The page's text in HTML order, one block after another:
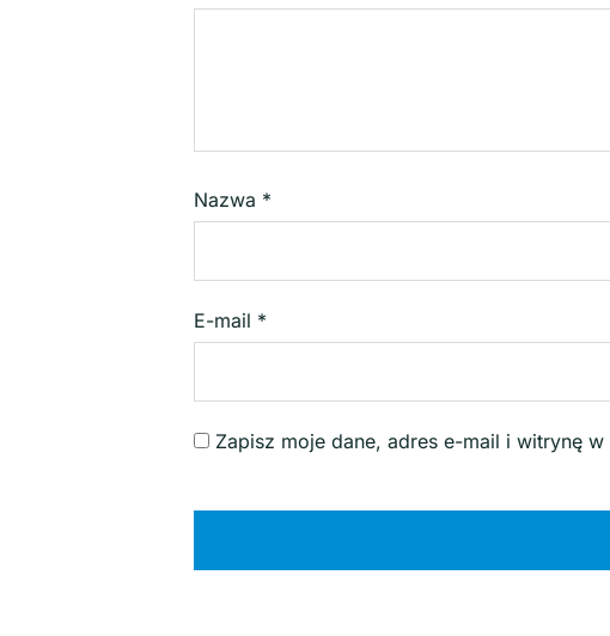
Nazwa *
E-mail *
Zapisz moje dane, adres e-mail i witrynę